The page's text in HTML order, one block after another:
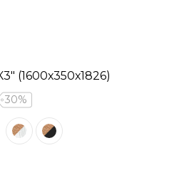
(1600х350х1826)
30%